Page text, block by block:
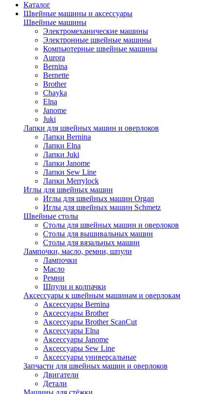
Каталог
Швейные машины и аксессуары
Швейные машины
Электромеханические машины
Электронные швейные машины
Компьютерные швейные машины
Aurora
Bernina
Bernette
Brother
Chayka
Elna
Janome
Juki
Лапки для швейных машин и оверлоков
Лапки Bernina
Лапки Elna
Лапки Juki
Лапки Janome
Лапки Sew Line
Лапки Merrylock
Иглы для швейных машин
Иглы для швейных машин Organ
Иглы для швейных машин Schmetz
Швейные столы
Столы для швейных машин и оверлоков
Столы для вышивальных машин
Столы для вязальных машин
Лампочки, масло, ремни, шпули
Лампочки
Масло
Ремни
Шпули и колпачки
Аксессуары к швейным машинам и оверлокам
Аксессуары Bernina
Аксессуары Brother
Аксессуары Brother ScanCut
Аксессуары Elna
Аксессуары Janome
Аксессуары Sew Line
Аксессуары универсальные
Запчасти для швейных машин и оверлоков
Двигатели
Детали
Машины для стёжки